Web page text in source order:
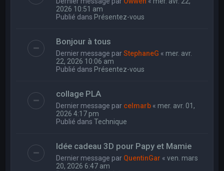
2026 10:51 am
Publié dans Présentez-vous
Bonjour à tous
Dernier message parStephaneG « mer. avr.
22, 2026 10:06 am
Publié dans Présentez-vous
collage PLA
Dernier message par celmarb « mer. avr. 01,
2026 4:17 pm
Publié dansTechnique
Idée cadeau 3D pour Papy et Mamie
Dernier message par QuentinGar «ven. mars
20, 2026 6:47 am